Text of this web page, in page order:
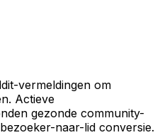
vermeldingen om
Actieve
gezonde community-
naar-lid conversie.